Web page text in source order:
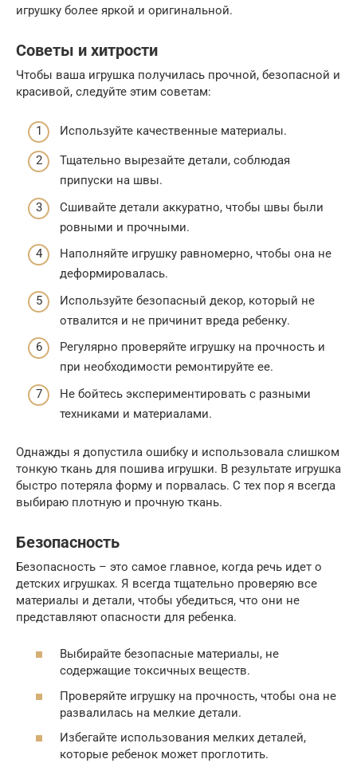
игрушку более яркой и оригинальной.
Советы и хитрости
Чтобы ваша игрушка получилась прочной, безопасной и
красивой, следуйте этим советам:
Используйте качественные материалы.
Тщательно вырезайте детали, соблюдая
припуски на швы.
Сшивайте детали аккуратно, чтобы швы были
ровными и прочными.
Наполняйте игрушку равномерно, чтобы она не
деформировалась.
Используйте безопасный декор, который не
отвалится и не причинит вреда ребенку.
Регулярно проверяйте игрушку на прочность и
при необходимости ремонтируйте ее.
Не бойтесь экспериментировать с разными
техниками и материалами.
Однажды я допустила ошибку и использовала слишком
тонкую ткань для пошива игрушки. В результате игрушка
быстро потеряла форму и порвалась. С тех пор я всегда
выбираю плотную и прочную ткань.
Безопасность
Безопасность – это самое главное, когда речь идет о
детских игрушках. Я всегда тщательно проверяю все
материалы и детали, чтобы убедиться, что они не
представляют опасности для ребенка.
Выбирайте безопасные материалы, не
содержащие токсичных веществ.
Проверяйте игрушку на прочность, чтобы она не
развалилась на мелкие детали.
Избегайте использования мелких деталей,
которые ребенок может проглотить.